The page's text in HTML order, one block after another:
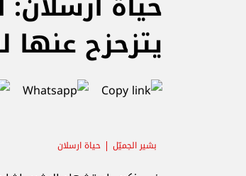
يتزحزح عنها
بشير الجميّل حياة ارسلان